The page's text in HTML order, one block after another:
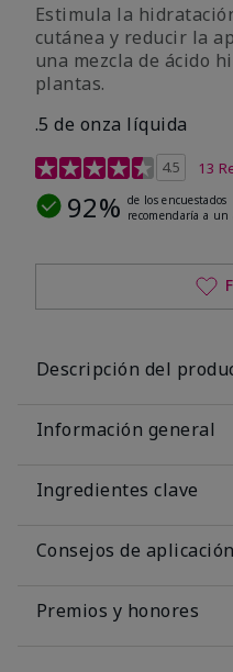
Estimula la
cutánea y reducir la
una mezcla de ácido
plantas.
.5 de onza líquida
Calificación de clientes
4.5 13
92% de los encuestados
recomendaría a un
Descripción del
Información general
Ingredientes clave
Consejos de aplicación
Premios y honores